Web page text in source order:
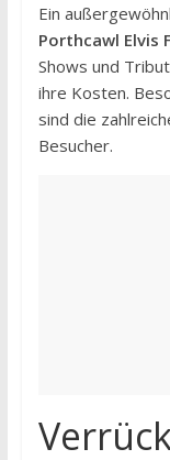
Ein
Porthcawl Elvis
Shows und
ihre Kosten.
sind die
Besucher.